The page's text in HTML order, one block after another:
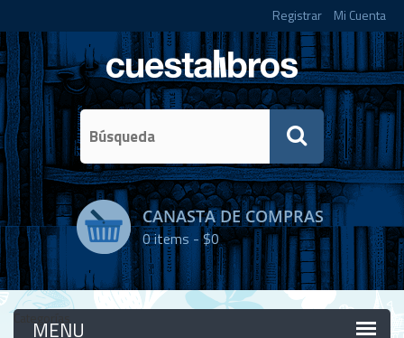
Registrar Mi Cuenta
CANASTA DE COMPRAS
0items -$0
Categorías